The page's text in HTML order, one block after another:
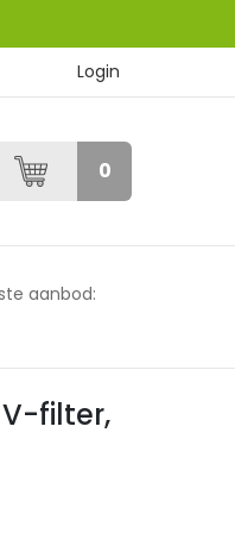
Login
0
aanbod:
V-filter,